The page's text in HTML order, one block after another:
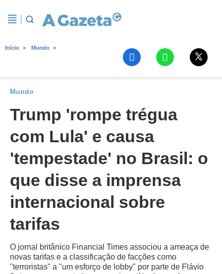
Início Mundo
Mundo
Trump 'rompe trégua
com Lula' e causa
'tempestade' no Brasil: o
que disse a imprensa
internacional sobre
tarifas
O jornal britânico Financial Times associou a ameaça de
novas tarifas e a classificação de facções como
"terroristas" a "um esforço de lobby" por parte de Flávio